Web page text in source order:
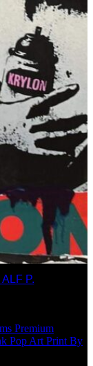
P.